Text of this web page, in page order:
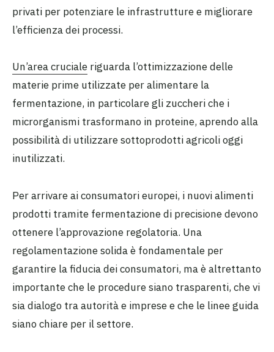
privati per potenziare le infrastrutture e migliorare
l’efficienza dei processi.
Un’area cruciale riguarda l’ottimizzazione delle
materie prime utilizzate per alimentare la
fermentazione, in particolare gli zuccheri che i
microrganismi trasformano in proteine, aprendo alla
possibilità di utilizzare sottoprodotti agricoli oggi
inutilizzati.
Per arrivare ai consumatori europei, i nuovi alimenti
prodotti tramite fermentazione di precisione devono
ottenere l’approvazione regolatoria. Una
regolamentazione solida è fondamentale per
garantire la fiducia dei consumatori, ma è altrettanto
importante che le procedure siano trasparenti, che vi
sia dialogo tra autorità e imprese e che le linee guida
siano chiare per il settore.